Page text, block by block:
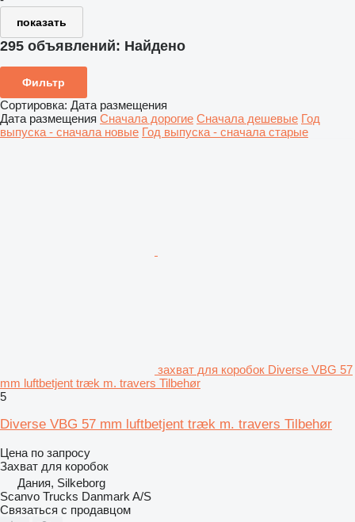
показать
295 объявлений: Найдено
Фильтр
Сортировка: Дата размещения
Дата размещения Сначала дорогие Сначала дешевые Год
выпуска - сначала новые Год выпуска - сначала старые
захват для коробок Diverse VBG 57
mm luftbetjent træk m. travers Tilbehør
5
Diverse VBG 57 mm luftbetjent træk m. travers Tilbehør
Цена по запросу
Захват для коробок
Дания, Silkeborg
Scanvo Trucks Danmark A/S
Связаться с продавцом